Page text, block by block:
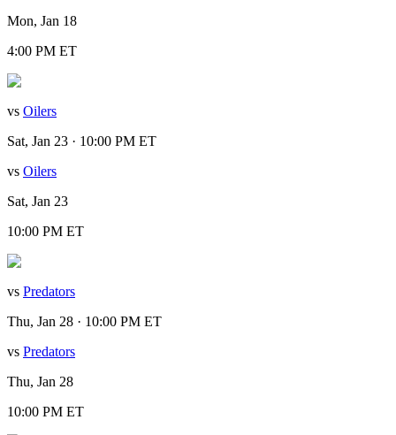
Mon, Jan 18
4:00 PM ET
vs Oilers
Sat, Jan 23 · 10:00 PM ET
vs Oilers
Sat, Jan 23
10:00 PM ET
vs Predators
Thu, Jan 28 · 10:00 PM ET
vs Predators
Thu, Jan 28
10:00 PM ET